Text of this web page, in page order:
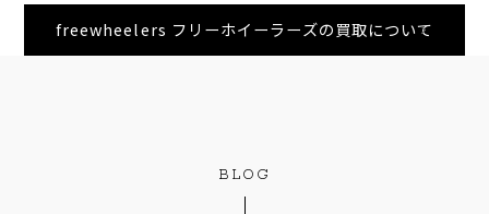
freewheelers フリーホイーラーズの買取について
BLOG